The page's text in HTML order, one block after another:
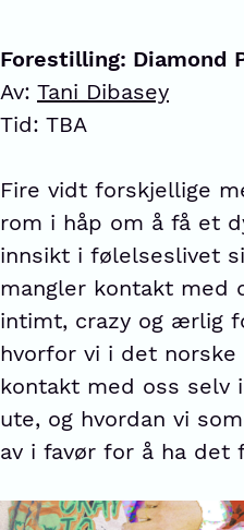
Forestilling: Diamond
Av: Tani Dibasey
Tid: TBA
Fire vidt forskjellige
rom i håp om å få et
innsikt i følelseslivet
mangler kontakt med
intimt, crazy og ærlig
hvorfor vi i det
kontakt med oss selv
ute, og hvordan vi
av i favør for å ha det